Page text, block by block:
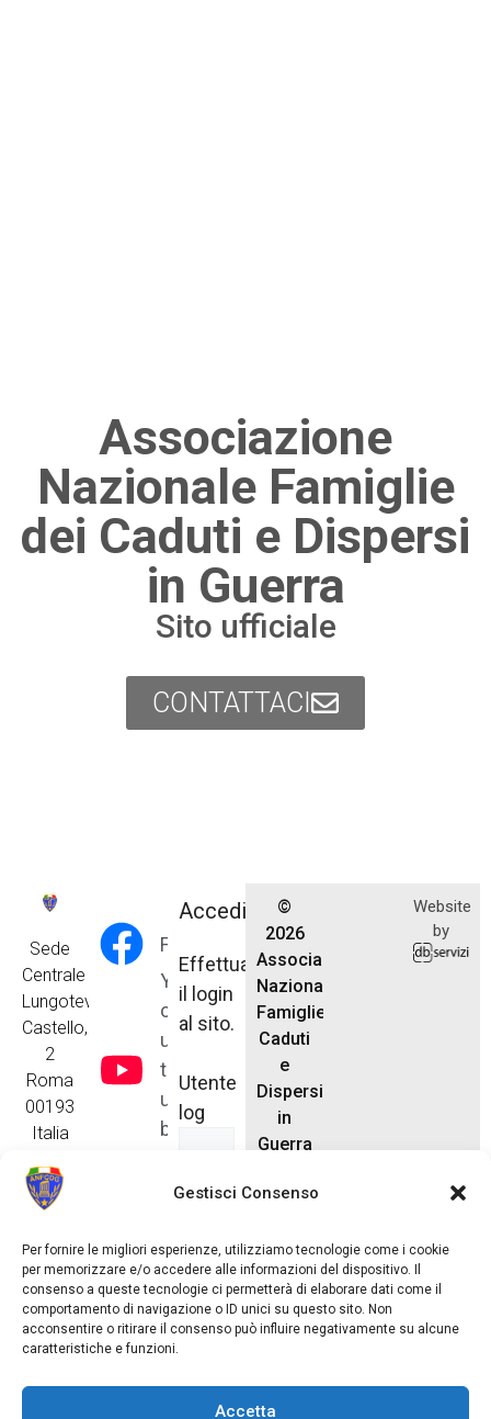
Gestisci Consenso
Per fornire le migliori esperienze, utilizziamo tecnologie come i cookie
per memorizzare e/o accedere alle informazioni del dispositivo. Il
consenso a queste tecnologie ci permetterà di elaborare dati come il
comportamento di navigazione o ID unici su questo sito. Non
acconsentire o ritirare il consenso può influire negativamente su alcune
caratteristiche e funzioni.
Accetta
Associazione
Nazionale Famiglie
dei Caduti e Dispersi
in Guerra
Sito ufficiale
CONTATTACI
Sede
Centrale
Lungotevere
Castello,
2
Roma
00193
Italia
Tel. 06
6875866
Facebook
Y
o
u
t
u
b
Tik
Accedi
Effettua
il login
al sito.
Utente
log
©
2026
Associazione
Nazionale
Famiglie
Caduti
e
Dispersi
in
Guerra
Website
by